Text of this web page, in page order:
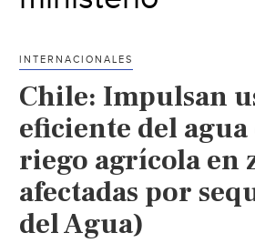
INTERNACIONALES
Chile: Impulsan
eficiente del agua
riego agrícola en
afectadas por
del Agua)